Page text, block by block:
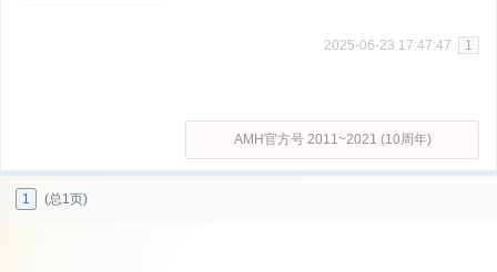
2025-06-23 17:47:47 1
AMH官方号 2011~2021 (10周年)
1 (总1页)